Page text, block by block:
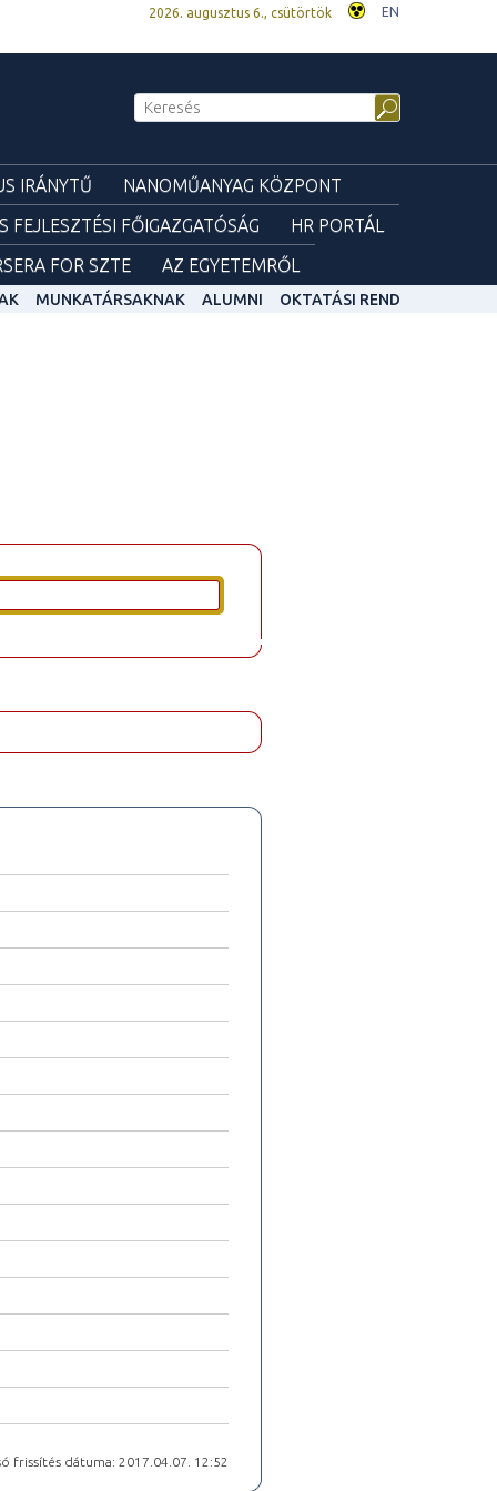
2026. augusztus 6., csütörtök EN
IRÁNYTŰ
NANOMŰANYAG KÖZPONT
FEJLESZTÉSI FŐIGAZGATÓSÁG
HR PORTÁL
FOR SZTE AZ EGYETEMRŐL
MUNKATÁRSAKNAK ALUMNI OKTATÁSI REND
frissítés dátuma: 2017.04.07. 12:52